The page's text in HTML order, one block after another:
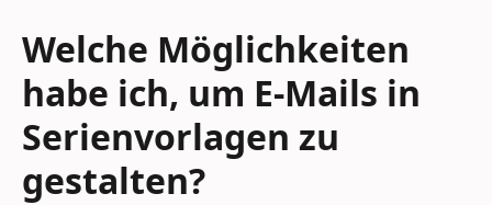
Welche Möglichkeiten
habe ich, um E-Mails in
Serienvorlagen zu
gestalten?